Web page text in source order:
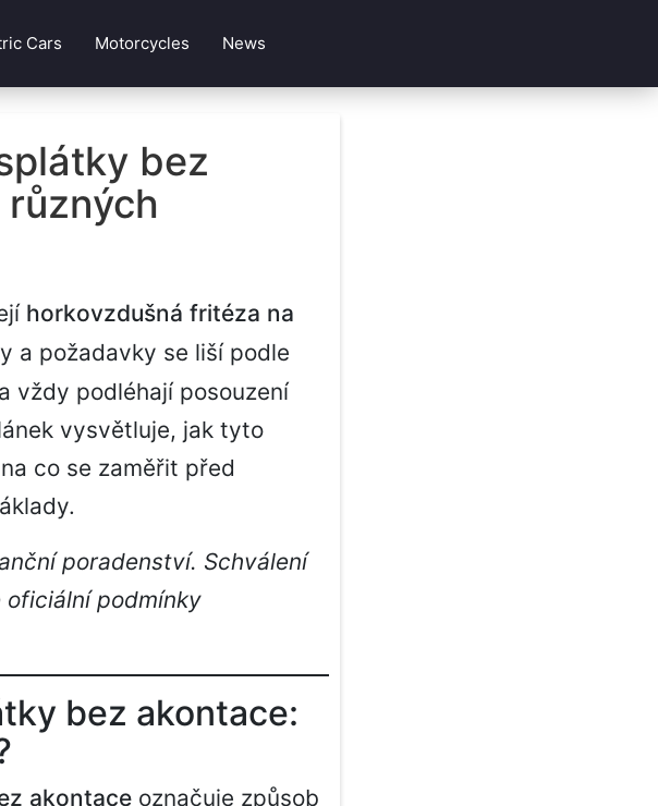
Cars Motorcycles News
bez
horkovzdušná fritéza na
a požadavky se liší podle
vždy podléhají posouzení
vysvětluje, jak tyto
co se zaměřit před
poradenství. Schválení
oficiální podmínky
bez akontace:
akontace označuje způsob